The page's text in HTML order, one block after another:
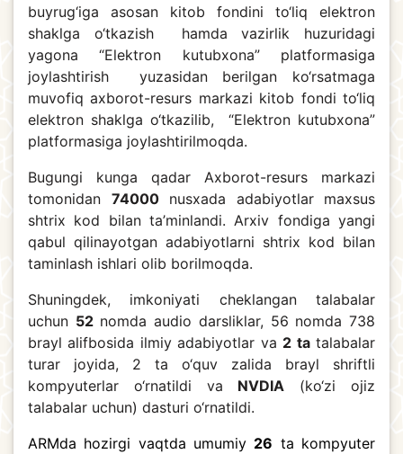
buyrug‘iga asosan kitob fondini to‘liq elektron
shaklga o‘tkazish hamda vazirlik huzuridagi
yagona “Elektron kutubxona” platformasiga
joylashtirish yuzasidan berilgan ko‘rsatmaga
muvofiq axborot-resurs markazi kitob fondi to‘liq
elektron shaklga o‘tkazilib, “Elektron kutubxona”
platformasiga joylashtirilmoqda.
Bugungi kunga qadar Axborot-resurs markazi
tomonidan 74000nusxada adabiyotlar maxsus
shtrix kod bilan ta’minlandi. Arxiv fondiga yangi
qabul qilinayotgan adabiyotlarni shtrix kod bilan
taminlash ishlari olib borilmoqda.
Shuningdek, imkoniyati cheklangan talabalar
uchun 52nomda audio darsliklar, 56 nomda 738
brayl alifbosida ilmiy adabiyotlar va 2 tatalabalar
turar joyida, 2 ta o‘quv zalida brayl shriftli
kompyuterlar o‘rnatildi va NVDIA (ko‘zi ojiz
talabalar uchun) dasturi o‘rnatildi.
ARMda hozirgi vaqtda umumiy 26 ta kompyuter